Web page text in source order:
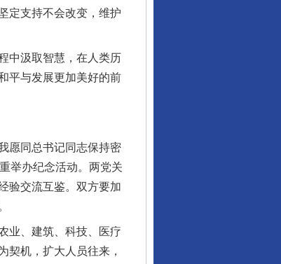
定支持不会改变，维护
中汲取智慧，在人类历
平与发展更加美好的前
愿同总书记同志保持密
举办纪念活动。两党关
验交流互鉴。双方要加
业、建筑、科技、医疗
契机，扩大人员往来，